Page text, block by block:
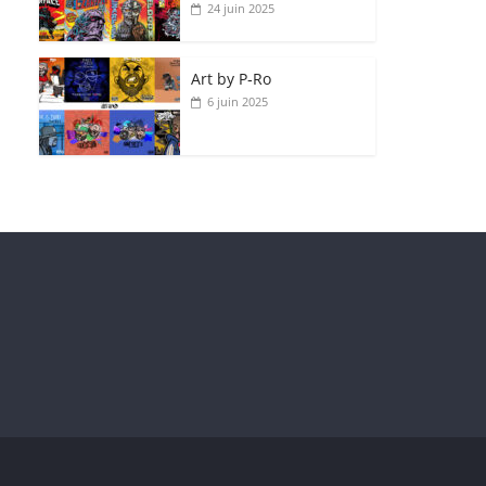
24 juin 2025
Art by P‑Ro
6 juin 2025